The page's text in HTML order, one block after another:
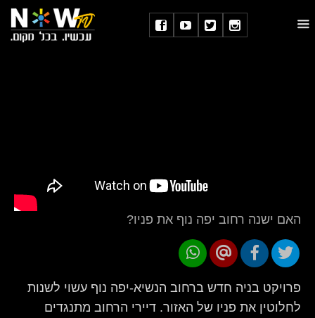
האם ישנה רחוב יפה נוף את פניו?
פרויקט בניה חדש ברחוב הנשיא-יפה נוף עשוי לשנות
לחלוטין את פניו של האזור. דיירי הרחוב מתנגדים